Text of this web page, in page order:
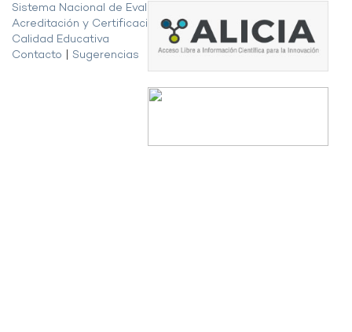
Sistema Nacional de Evaluación,
Acreditación y Certificación de la
Calidad Educativa
Contacto
Sugerencias